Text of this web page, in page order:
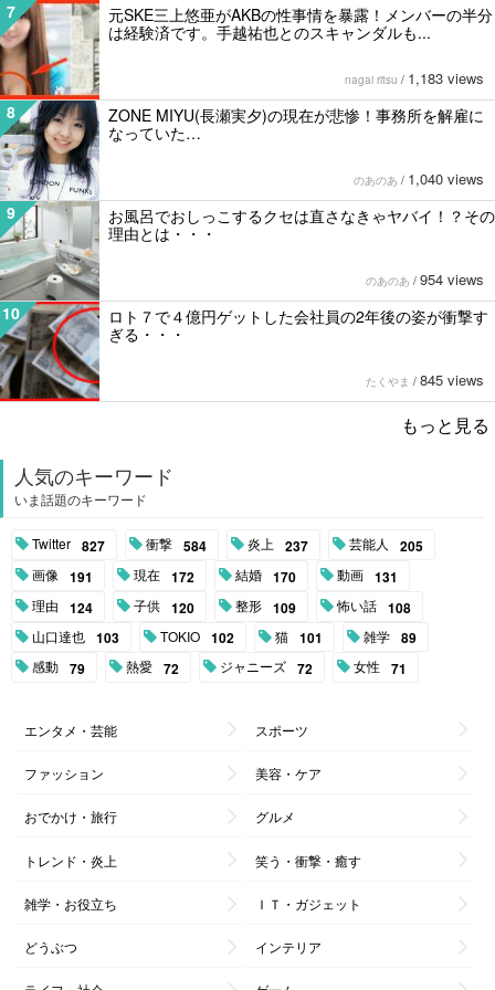
7
元SKE三上悠亜がAKBの性事情を暴露！メンバーの半分
は経験済です。手越祐也とのスキャンダルも...
nagai ritsu / 1,183 views
8
ZONE MIYU(長瀬実夕)の現在が悲惨！事務所を解雇に
なっていた…
のあのあ / 1,040 views
9
お風呂でおしっこするクセは直さなきゃヤバイ！？その
理由とは・・・
のあのあ / 954 views
10
ロト７で４億円ゲットした会社員の2年後の姿が衝撃す
ぎる・・・
たくやま / 845 views
もっと見る
人気のキーワード
いま話題のキーワード
Twitter 827 衝撃 584 炎上 237 芸能人 205
画像 191 現在 172 結婚 170 動画 131
理由 124 子供 120 整形 109 怖い話 108
山口達也 103 TOKIO 102 猫 101 雑学 89
感動 79 熱愛 72 ジャニーズ 72 女性 71
エンタメ・芸能 スポーツ
ファッション 美容・ケア
おでかけ・旅行 グルメ
トレンド・炎上 笑う・衝撃・癒す
雑学・お役立ち ＩＴ・ガジェット
どうぶつ インテリア